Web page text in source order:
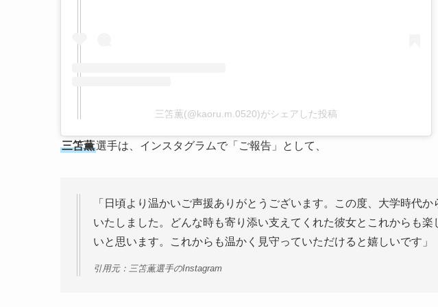
三笘薫(@kaoru.m.0520)がシェアした投稿
三笘薫選手は、インスタグラムで「ご報告」として、
「日頃より温かいご声援ありがとうございます。この度、大学時代
いたしました。どんな時も寄り添い支えてくれた彼女とこれからも楽
いと思います。これからも温かく見守っていただけると嬉しいです」
引用元：三笘薫選手のInstagram